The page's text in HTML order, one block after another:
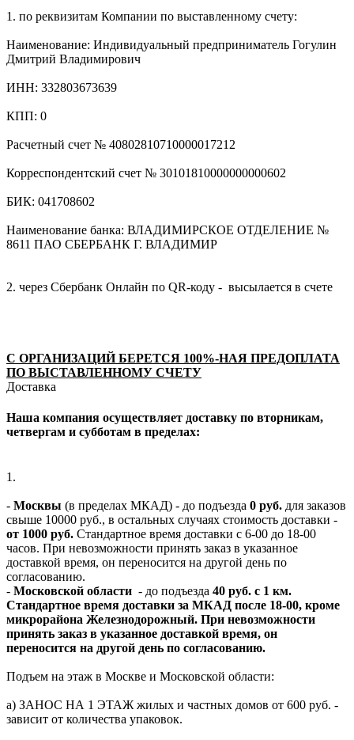
1. по реквизитам Компании по выставленному счету:
Наименование: Индивидуальный предприниматель Гогулин
Дмитрий Владимирович
ИНН: 332803673639
КПП: 0
Расчетный счет № 40802810710000017212
Корреспондентский счет № 30101810000000000602
БИК: 041708602
Наименование банка: ВЛАДИМИРСКОЕ ОТДЕЛЕНИЕ №
8611 ПАО СБЕРБАНК Г. ВЛАДИМИР
2. через Сбербанк Онлайн по QR-коду - высылается в счете
С ОРГАНИЗАЦИЙ БЕРЕТСЯ 100%-НАЯ ПРЕДОПЛАТА
ПО ВЫСТАВЛЕННОМУ СЧЕТУ
Доставка
Наша компания осуществляет доставку по вторникам,
четвергам и субботам в пределах:
1.
- Москвы (в пределах МКАД) - до подъезда 0 руб. для заказов
свыше 10000 руб., в остальных случаях стоимость доставки -
от 1000 руб. Стандартное время доставки с 6-00 до 18-00
часов. При невозможности принять заказ в указанное
доставкой время, он переносится на другой день по
согласованию.
- Московской области - до подъезда 40 руб. с 1 км.
Стандартное время доставки за МКАД после 18-00, кроме
микрорайона Железнодорожный. При невозможности
принять заказ в указанное доставкой время, он
переносится на другой день по согласованию.
Подъем на этаж в Москве и Московской области:
а) ЗАНОС НА 1 ЭТАЖ жилых и частных домов от 600 руб. -
зависит от количества упаковок.